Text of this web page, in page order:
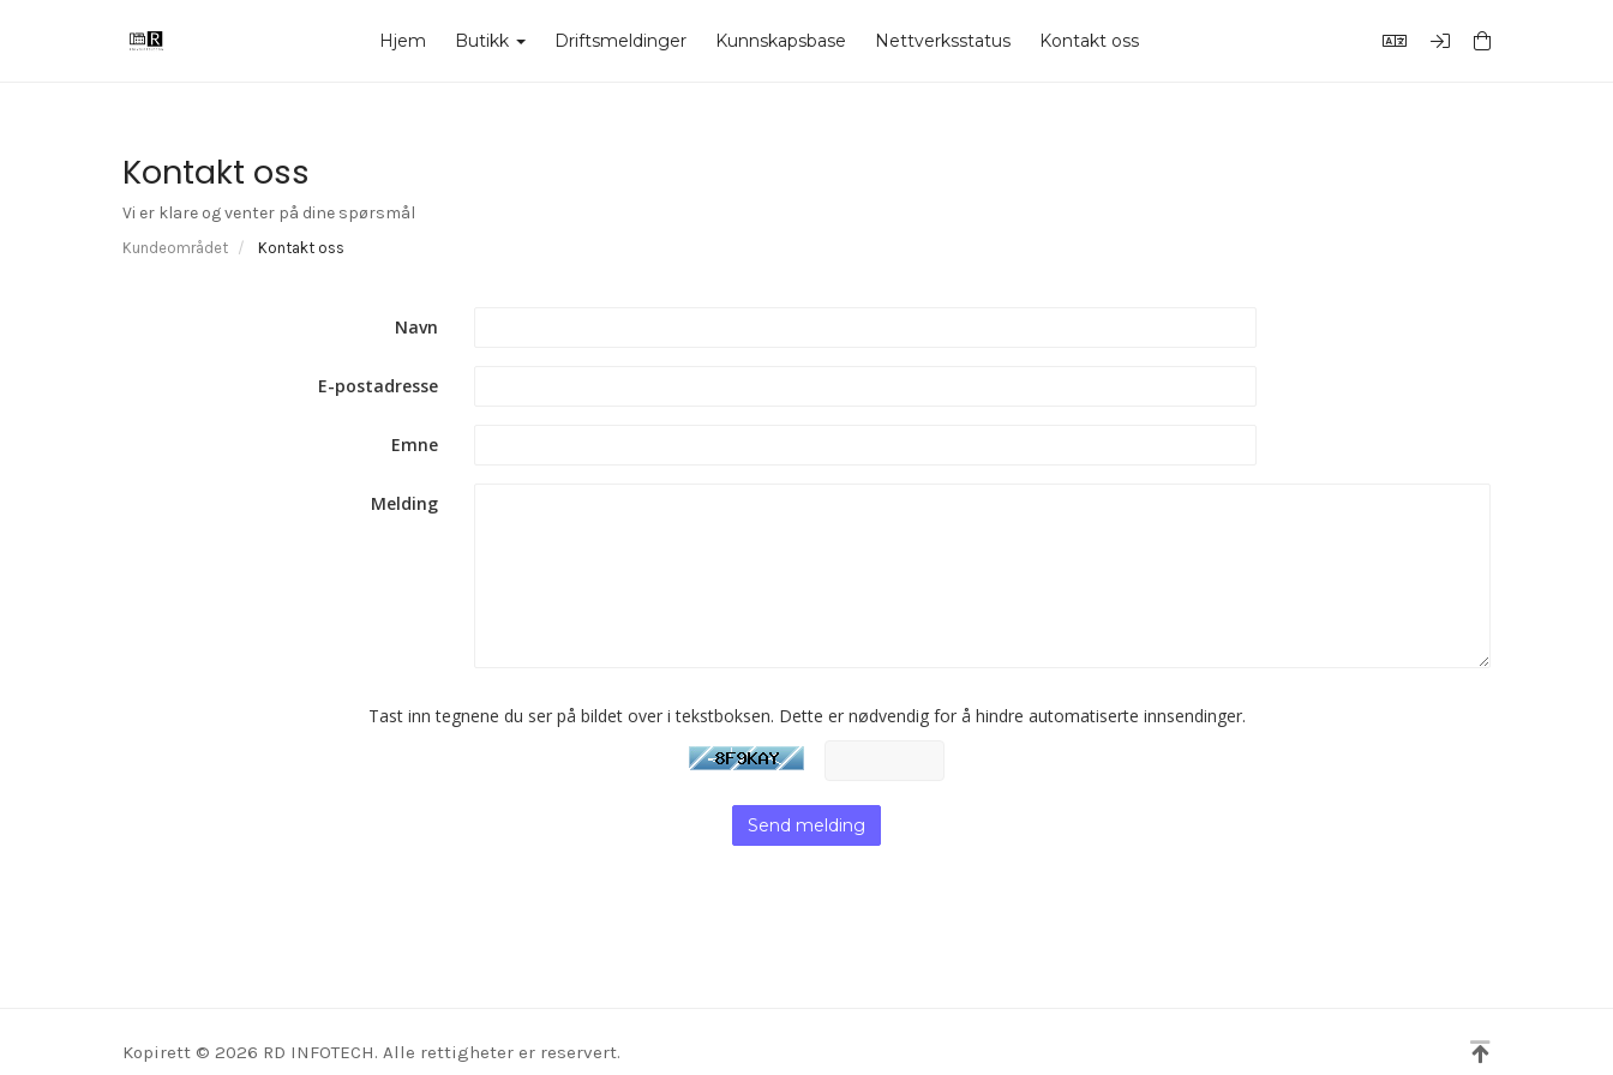
Hjem Butikk Driftsmeldinger Kunnskapsbase Nettverksstatus Kontakt oss
Kontakt oss
Vi er klare og venter på dine spørsmål
Kundeområdet Kontakt oss
Navn
E-postadresse
Emne
Melding
Tast inn tegnene du ser på bildet over i tekstboksen. Dette er nødvendig for å hindre automatiserte innsendinger.
Send melding
Kopirett © 2026 RD INFOTECH. Alle rettigheter er reservert.